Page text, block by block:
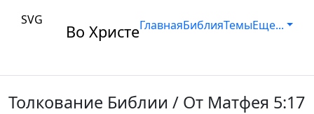
SVG
Во ХристеГлавнаяБиблияТемыЕще...
Толкование Библии / От Матфея 5:17